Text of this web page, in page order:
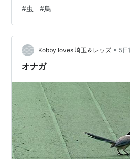
#虫 #鳥
Kobby loves 埼玉＆レッズ • 5日
オナガ